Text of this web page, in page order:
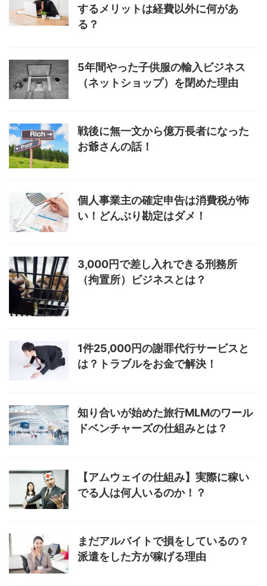
するメリットは経費以外に何があ
る？
5年間やった子供服の輸入ビジネス
（ネットショップ）を閉めた理由
戦後に無一文から億万長者になった
お爺さんの話！
個人事業主の確定申告は消費税が怖
い！どんぶり勘定はダメ！
3,000円で差し入れできる刑務所
（拘置所）ビジネスとは？
1件25,000円の謝罪代行サービスと
は？トラブルをお金で解決！
知り合いが始めた旅行MLMのワール
ドベンチャーズの仕組みとは？
【アムウェイの仕組み】実際に稼い
でる人は何人いるのか！？
まだアルバイトで損をしているの？
派遣をした方が稼げる理由